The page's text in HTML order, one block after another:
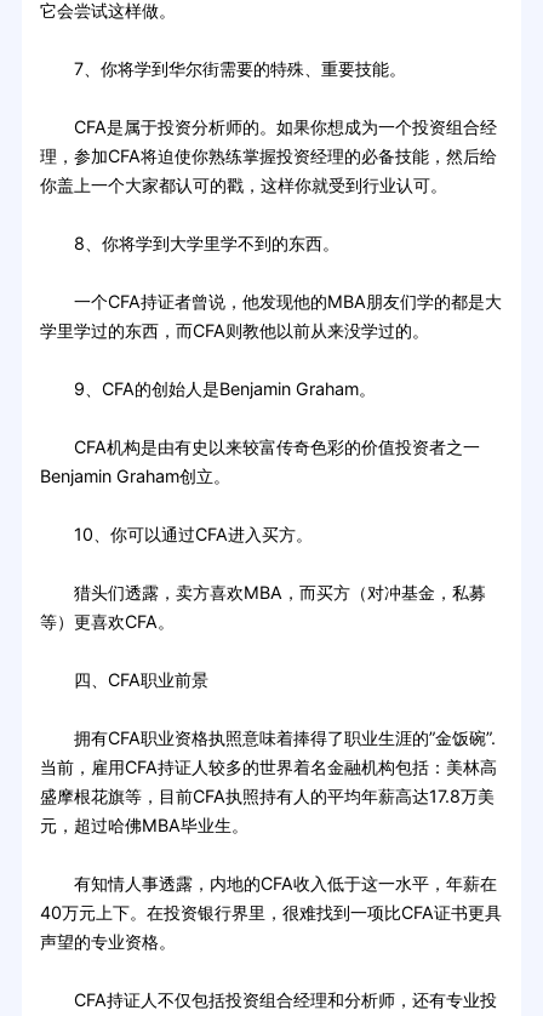
它会尝试这样做。
7、你将学到华尔街需要的特殊、重要技能。
CFA是属于投资分析师的。如果你想成为一个投资组合经
理，参加CFA将迫使你熟练掌握投资经理的必备技能，然后给
你盖上一个大家都认可的戳，这样你就受到行业认可。
8、你将学到大学里学不到的东西。
一个CFA持证者曾说，他发现他的MBA朋友们学的都是大
学里学过的东西，而CFA则教他以前从来没学过的。
9、CFA的创始人是Benjamin Graham。
CFA机构是由有史以来较富传奇色彩的价值投资者之一
Benjamin Graham创立。
10、你可以通过CFA进入买方。
猎头们透露，卖方喜欢MBA，而买方（对冲基金，私募
等）更喜欢CFA。
四、CFA职业前景
拥有CFA职业资格执照意味着捧得了职业生涯的”金饭碗”.
当前，雇用CFA持证人较多的世界着名金融机构包括：美林高
盛摩根花旗等，目前CFA执照持有人的平均年薪高达17.8万美
元，超过哈佛MBA毕业生。
有知情人事透露，内地的CFA收入低于这一水平，年薪在
40万元上下。在投资银行界里，很难找到一项比CFA证书更具
声望的专业资格。
CFA持证人不仅包括投资组合经理和分析师，还有专业投